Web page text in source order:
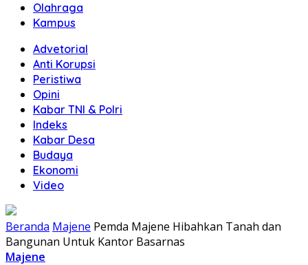
Olahraga
Kampus
Advetorial
Anti Korupsi
Peristiwa
Opini
Kabar TNI & Polri
Indeks
Kabar Desa
Budaya
Ekonomi
Video
Beranda Majene Pemda Majene Hibahkan Tanah dan
Bangunan Untuk Kantor Basarnas
Majene